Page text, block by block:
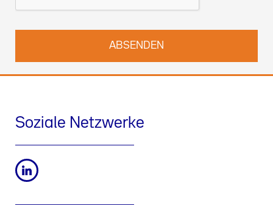
Soziale Netzwerke